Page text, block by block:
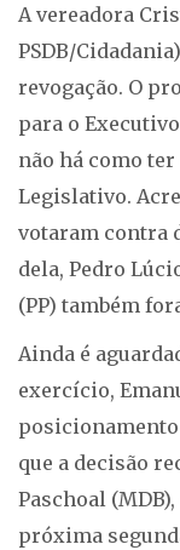
A vereadora
PSDB/
revogação. O
para o
não há como
Legislativo.
votaram contra
dela, Pedro
(PP) também
Ainda é
exercício,
que a decisão
Paschoal
próxima